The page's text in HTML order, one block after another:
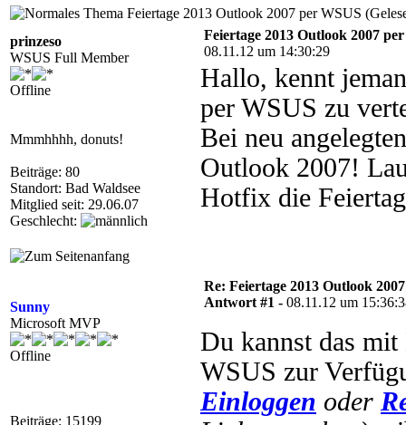
Feiertage 2013 Outlook 2007 per WSUS
prinzeso
WSUS Full Member
Offline
Mmmhhhh, donuts!
Beiträge: 80
Standort: Bad Waldsee
Mitglied seit: 29.06.07
Geschlecht:
Feiertage 2013 Outlook 2007
08.11.12 um 14:30:29
Hallo, kennt
per WSUS zu
Bei neu
Outlook 2007!
Hotfix die
Sunny
Microsoft MVP
Offline
Beiträge: 15199
Re: Feiertage 2013 Outlook
Antwort #1 - 08.11.12 um
Du kannst das
WSUS zur
Einloggen oder